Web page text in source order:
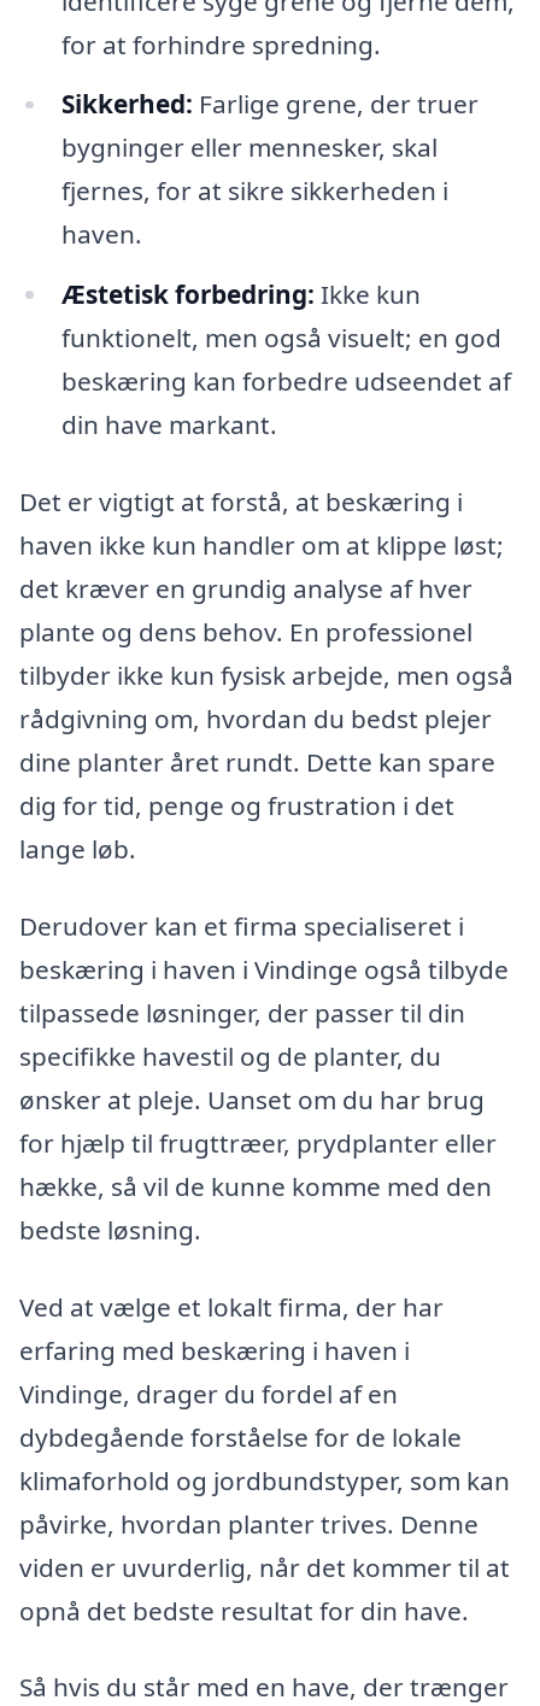
for at forhindre spredning.
Sikkerhed: Farlige grene, der truer
bygninger eller mennesker, skal
fjernes, for at sikre sikkerheden i
haven.
Æstetisk forbedring: Ikke kun
funktionelt, men også visuelt; en god
beskæring kan forbedre udseendet af
din have markant.
Det er vigtigt at forstå, at beskæring i
haven ikke kun handler om at klippe løst;
det kræver en grundig analyse af hver
plante og dens behov. En professionel
tilbyder ikke kun fysisk arbejde, men også
rådgivning om, hvordan du bedst plejer
dine planter året rundt. Dette kan spare
dig for tid, penge og frustration i det
lange løb.
Derudover kan et firma specialiseret i
beskæring i haven i Vindinge også tilbyde
tilpassede løsninger, der passer til din
specifikke havestil og de planter, du
ønsker at pleje. Uanset om du har brug
for hjælp til frugttræer, prydplanter eller
hække, så vil de kunne komme med den
bedste løsning.
Ved at vælge et lokalt firma, der har
erfaring med beskæring i haven i
Vindinge, drager du fordel af en
dybdegående forståelse for de lokale
klimaforhold og jordbundstyper, som kan
påvirke, hvordan planter trives. Denne
viden er uvurderlig, når det kommer til at
opnå det bedste resultat for din have.
Så hvis du står med en have, der trænger